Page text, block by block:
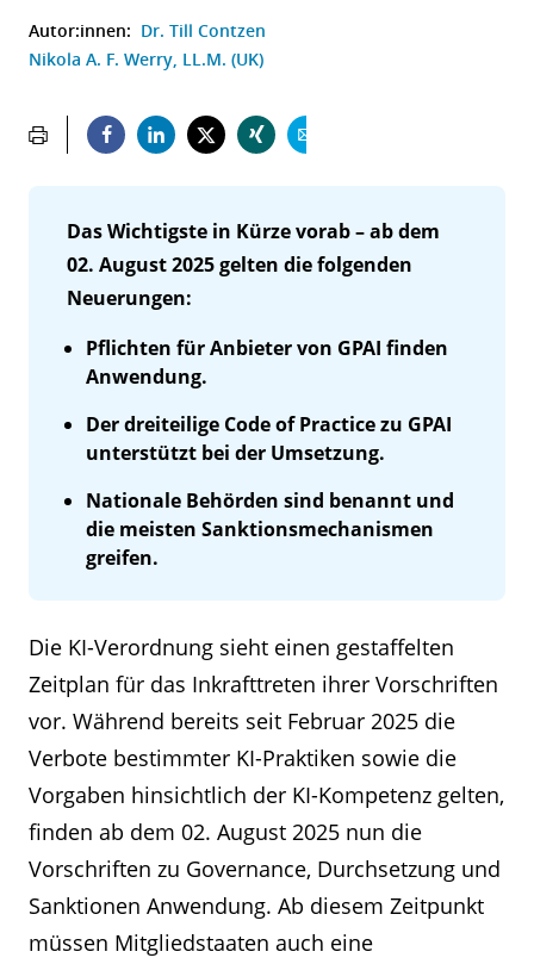
Autor:innen: Dr. Till Contzen
Nikola A. F. Werry, LL.M. (UK)
Das Wichtigste in Kürze vorab – ab dem
02. August 2025 gelten die folgenden
Neuerungen:
Pflichten für Anbieter von GPAI finden
Anwendung.
Der dreiteilige Code of Practice zu GPAI
unterstützt bei der Umsetzung.
Nationale Behörden sind benannt und
die meisten Sanktionsmechanismen
greifen.
Die KI-Verordnung sieht einen gestaffelten
Zeitplan für das Inkrafttreten ihrer Vorschriften
vor. Während bereits seit Februar 2025 die
Verbote bestimmter KI-Praktiken sowie die
Vorgaben hinsichtlich der KI-Kompetenz gelten,
finden ab dem 02. August 2025 nun die
Vorschriften zu Governance, Durchsetzung und
Sanktionen Anwendung. Ab diesem Zeitpunkt
müssen Mitgliedstaaten auch eine